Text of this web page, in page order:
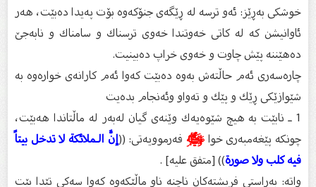
خوشكی بەڕێز: ئەو ترسە لە ڕێگەی جنۆكەوە بۆت پەیدا دەبێت، هەر
ئاوانیشن كە لە كاتی خەوتندا خەوی ترسناك و سامناك و نابەجێ
دەهێننە پێش چاوت و خەوی خراپ دەبینیت.
چارەسەری ئەم حاڵتەش بەوە دەبێت كەوا ئەم كارانەی خوارەوە بە
شێوازێكی ڕێك و پێك و تەواو وئەنجام بدەیت
1 ـ نابێت بە هیچ شێوەیەك وێنەی گیان لەبەر لە ماڵتاندا هەبێت،
چونكە پێغەمبەری خواﷺفەرموویەتی: (( إنَّ الـملائكة لا تدخل بيتاً
فيه كلب ولا صورة)) [متفق عليه] .
واتە: بەڕاستی فریشتەكان ناچنە ناو ماڵێكەوە كەوا سەكی تێدا بێت